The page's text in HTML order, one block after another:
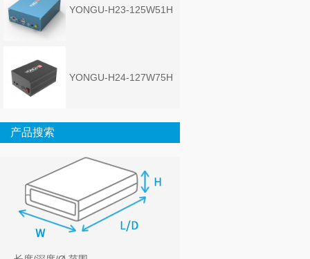
YONGU-H23-125W51H
YONGU-H24-127W75H
产品搜索